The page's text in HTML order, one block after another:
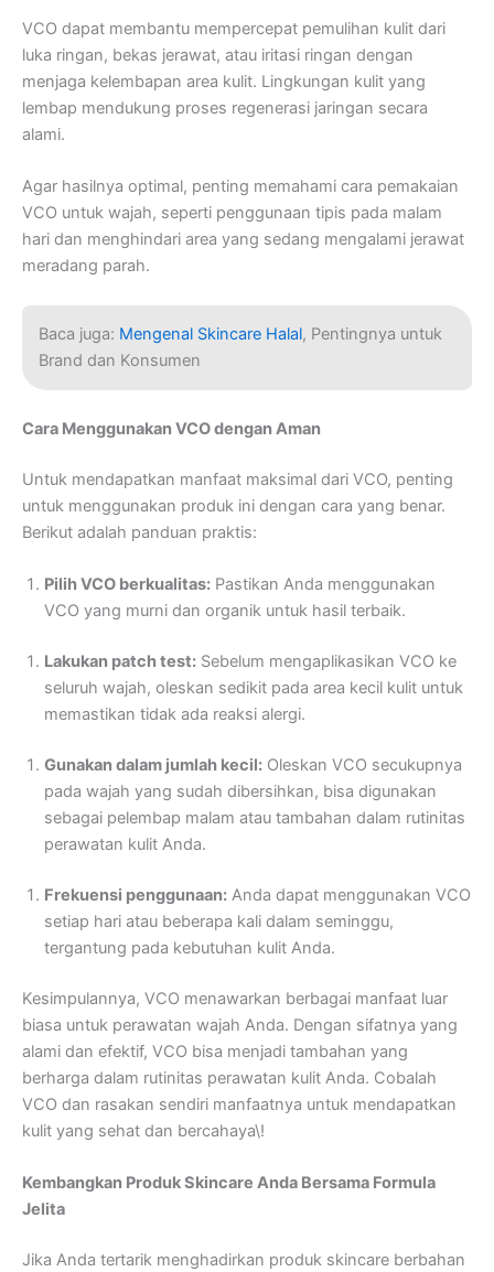
VCO dapat membantu mempercepat pemulihan kulit dari
luka ringan, bekas jerawat, atau iritasi ringan dengan
menjaga kelembapan area kulit. Lingkungan kulit yang
lembap mendukung proses regenerasi jaringan secara
alami.
Agar hasilnya optimal, penting memahami cara pemakaian
VCO untuk wajah, seperti penggunaan tipis pada malam
hari dan menghindari area yang sedang mengalami jerawat
meradang parah.
Baca juga: Mengenal Skincare Halal, Pentingnya untuk
Brand dan Konsumen
Cara Menggunakan VCO dengan Aman
Untuk mendapatkan manfaat maksimal dari VCO, penting
untuk menggunakan produk ini dengan cara yang benar.
Berikut adalah panduan praktis:
Pilih VCO berkualitas: Pastikan Anda menggunakan
VCO yang murni dan organik untuk hasil terbaik.
Lakukan patch test: Sebelum mengaplikasikan VCO ke
seluruh wajah, oleskan sedikit pada area kecil kulit untuk
memastikan tidak ada reaksi alergi.
Gunakan dalam jumlah kecil: Oleskan VCO secukupnya
pada wajah yang sudah dibersihkan, bisa digunakan
sebagai pelembap malam atau tambahan dalam rutinitas
perawatan kulit Anda.
Frekuensi penggunaan: Anda dapat menggunakan VCO
setiap hari atau beberapa kali dalam seminggu,
tergantung pada kebutuhan kulit Anda.
Kesimpulannya, VCO menawarkan berbagai manfaat luar
biasa untuk perawatan wajah Anda. Dengan sifatnya yang
alami dan efektif, VCO bisa menjadi tambahan yang
berharga dalam rutinitas perawatan kulit Anda. Cobalah
VCO dan rasakan sendiri manfaatnya untuk mendapatkan
kulit yang sehat dan bercahaya\!
Kembangkan Produk Skincare Anda Bersama Formula
Jelita
Jika Anda tertarik menghadirkan produk skincare berbahan